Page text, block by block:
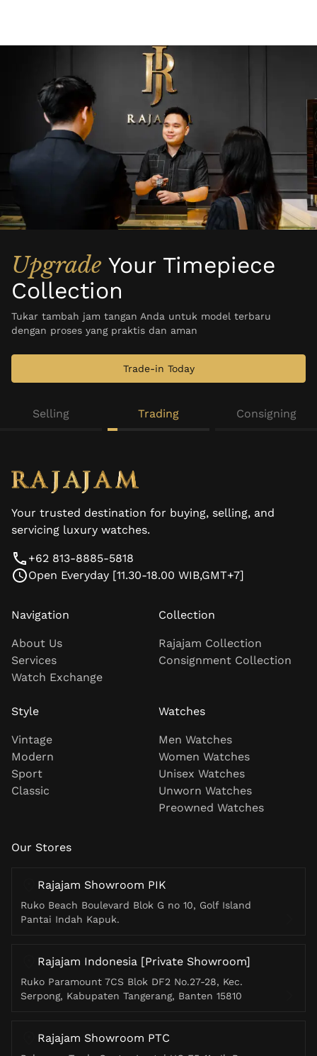
Upgrade Your Timepiece
Collection
Tukar tambah jam tangan Anda untuk model terbaru
dengan proses yang praktis dan aman
Trade-in Today
Selling Trading Consigning
Your trusted destination for buying, selling, and
servicing luxury watches.
+62 813-8885-5818
Open Everyday [11.30-18.00 WIB,GMT+7]
Navigation
About Us
Services
Watch Exchange
Collection
Rajajam Collection
Consignment Collection
Style
Vintage
Modern
Sport
Classic
Watches
Men Watches
Women Watches
Unisex Watches
Unworn Watches
Preowned Watches
Our Stores
Rajajam Showroom PIK
Ruko Beach Boulevard Blok G no 10, Golf Island
Pantai Indah Kapuk.
Rajajam Indonesia [Private Showroom]
Ruko Paramount 7CS Blok DF2 No.27-28, Kec.
Serpong, Kabupaten Tangerang, Banten 15810
Rajajam Showroom PTC